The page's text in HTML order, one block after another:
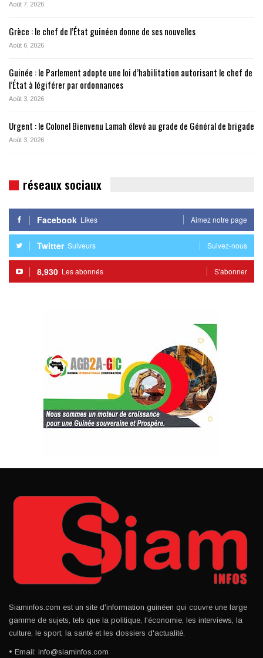
Août 7, 2026
Grèce : le chef de l’État guinéen donne de ses nouvelles
Août 6, 2026
Guinée : le Parlement adopte une loi d’habilitation autorisant le chef de
l’État à légiférer par ordonnances
Août 3, 2026
Urgent : le Colonel Bienvenu Lamah élevé au grade de Général de brigade
Août 3, 2026
réseaux sociaux
Facebook Likes Aimez notre page
Twitter Suiveurs Suivez-nous
8,930 Les abonnés S'abonner
Siaminfos.com est un site d'information guinéen qui couvre une large
gamme de sujets, tels que la politique, l'économie, les interviews, la
culture, le sport, la santé et les dossiers d'actualité.
• Email: info@siaminfos.com